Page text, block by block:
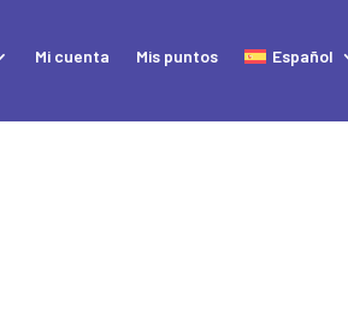
Mi cuenta Mis puntos Español